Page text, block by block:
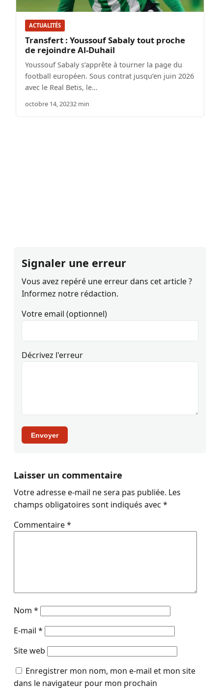
ACTUALITÉS
Transfert : Youssouf Sabaly tout proche
de rejoindre Al-Duhail
Youssouf Sabaly s’apprête à tourner la page du
football européen. Sous contrat jusqu’en juin 2026
avec le Real Betis, le…
octobre 14, 20232 min
Signaler une erreur
Vous avez repéré une erreur dans cet article ?
Informez notre rédaction.
Votre email (optionnel)
Décrivez l'erreur
Envoyer
Laisser un commentaire
Votre adresse e-mail ne sera pas publiée. Les
champs obligatoires sont indiqués avec *
Commentaire*
Nom *
E-mail *
Site web
Enregistrer mon nom, mon e-mail et mon site
dans le navigateur pour mon prochain